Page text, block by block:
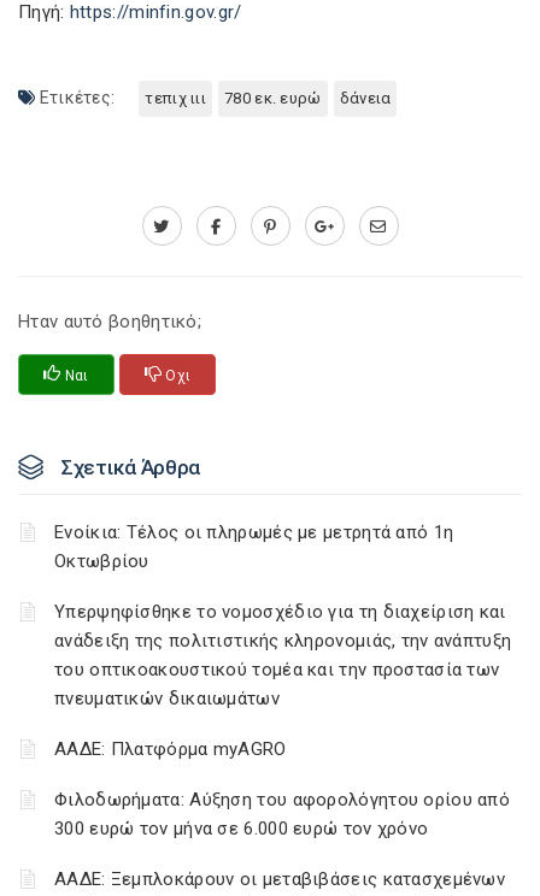
Πηγή: https://minfin.gov.gr/
Ετικέτες: τεπιχ ιιι 780 εκ. ευρώ δάνεια
Ηταν αυτό βοηθητικό;
Ναι Οχι
Σχετικά Άρθρα
Ενοίκια: Τέλος οι πληρωμές με μετρητά από 1η
Οκτωβρίου
Υπερψηφίσθηκε το νομοσχέδιο για τη διαχείριση και
ανάδειξη της πολιτιστικής κληρονομιάς, την ανάπτυξη
του οπτικοακουστικού τομέα και την προστασία των
πνευματικών δικαιωμάτων
ΑΑΔΕ: Πλατφόρμα myAGRO
Φιλοδωρήματα: Αύξηση του αφορολόγητου ορίου από
300 ευρώ τον μήνα σε 6.000 ευρώ τον χρόνο
ΑΑΔΕ: Ξεμπλοκάρουν οι μεταβιβάσεις κατασχεμένων